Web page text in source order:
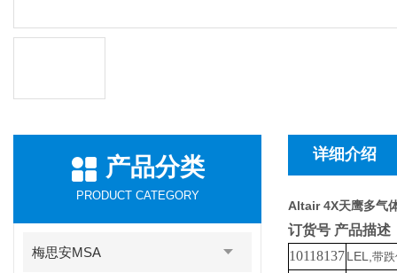
产品分类
PRODUCT CATEGORY
梅思安MSA
详细介绍
Altair 4X天鹰多气
订货号 产品描述
10118137LEL, 带